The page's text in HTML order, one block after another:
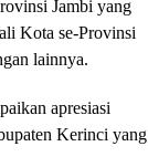
Jambi yang
Kota se-Provinsi
lainnya.
apresiasi
Kerinci yang